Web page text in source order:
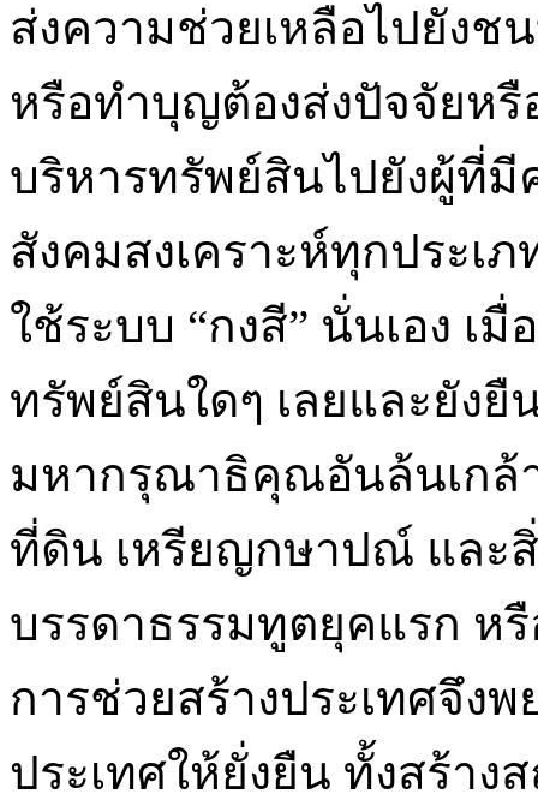
ส่งความช่วยเหลือไปยัง
หรือทำบุญต้องส่งปัจจัยหรื
บริหารทรัพย์สินไปยังผู้ที่มี
สังคมสงเคราะห์ทุกประเ
ใช้ระบบ “กงสี” นั่นเอง เ
ทรัพย์สินใดๆ เลยและยังยื
มหากรุณาธิคุณอันล้นเกล้
ที่ดิน เหรียญกษาปณ์ และ
บรรดาธรรมทูตยุคแรก ห
การช่วยสร้างประเทศจึ
ประเทศให้ยั่งยืน ทั้งสร้าง